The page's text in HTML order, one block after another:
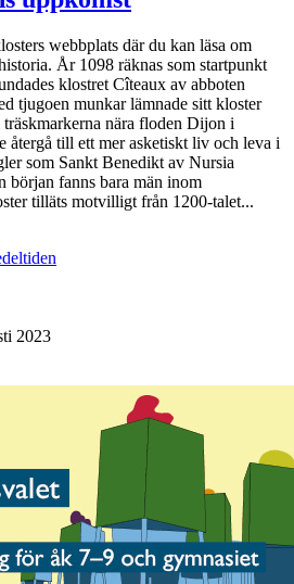
webbplats där du kan läsa om
År 1098 räknas som startpunkt
klostret Cîteaux av abboten
tjugoen munkar lämnade sitt kloster
nära floden Dijon i
till ett mer asketiskt liv och leva i
som Sankt Benedikt av Nursia
början fanns bara män inom
tilläts motvilligt från 1200-talet...
2023